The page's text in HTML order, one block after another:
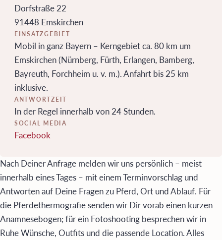
Dorfstraße 22
91448 Emskirchen
EINSATZGEBIET
Mobil in ganz Bayern – Kerngebiet ca. 80 km um
Emskirchen (Nürnberg, Fürth, Erlangen, Bamberg,
Bayreuth, Forchheim u. v. m.). Anfahrt bis 25 km
inklusive.
ANTWORTZEIT
In der Regel innerhalb von 24 Stunden.
SOCIAL MEDIA
Facebook
Nach Deiner Anfrage melden wir uns persönlich – meist
innerhalb eines Tages – mit einem Terminvorschlag und
Antworten auf Deine Fragen zu Pferd, Ort und Ablauf. Für
die Pferdethermografie senden wir Dir vorab einen kurzen
Anamnesebogen; für ein Fotoshooting besprechen wir in
Ruhe Wünsche, Outfits und die passende Location. Alles